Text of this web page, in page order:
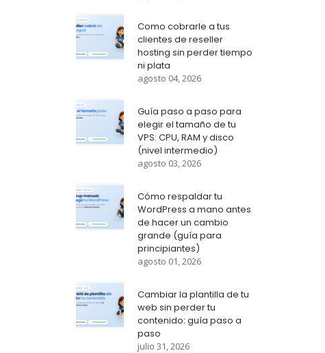
Como cobrarle a tus
clientes de reseller
hosting sin perder tiempo
ni plata
agosto 04, 2026
Guía paso a paso para
elegir el tamaño de tu
VPS: CPU, RAM y disco
(nivel intermedio)
agosto 03, 2026
Cómo respaldar tu
WordPress a mano antes
de hacer un cambio
grande (guía para
principiantes)
agosto 01, 2026
Cambiar la plantilla de tu
web sin perder tu
contenido: guía paso a
paso
julio 31, 2026